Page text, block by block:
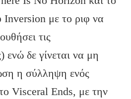
Inversion με το ριφ να
τις
ενώ δε γίνεται να μη
η σύλληψη ενός
Visceral Ends, με την